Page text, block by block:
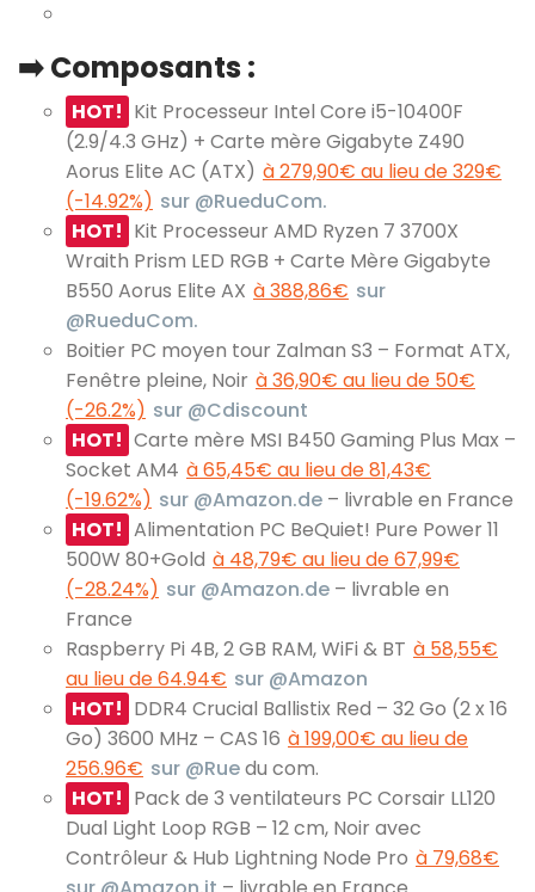
➡️ Composants :
HOT! Kit Processeur Intel Core i5-10400F
(2.9/4.3 GHz) + Carte mère Gigabyte Z490
Aorus Elite AC (ATX) à 279,90€ au lieu de 329€
(-14.92%) sur @RueduCom.
HOT! Kit Processeur AMD Ryzen 7 3700X
Wraith Prism LED RGB + Carte Mère Gigabyte
B550 Aorus Elite AX à 388,86€ sur
@RueduCom.
Boitier PC moyen tour Zalman S3 – Format ATX,
Fenêtre pleine, Noir à 36,90€ au lieu de 50€
(-26.2%) sur @Cdiscount
HOT! Carte mère MSI B450 Gaming Plus Max –
Socket AM4 à 65,45€ au lieu de 81,43€
(-19.62%) sur @Amazon.de – livrable en France
HOT! Alimentation PC BeQuiet! Pure Power 11
500W 80+Gold à 48,79€ au lieu de 67,99€
(-28.24%) sur @Amazon.de – livrable en
France
Raspberry Pi 4B, 2 GB RAM, WiFi & BT à 58,55€
au lieu de 64.94€ sur @Amazon
HOT! DDR4 Crucial Ballistix Red – 32 Go (2 x 16
Go) 3600 MHz – CAS 16 à 199,00€ au lieu de
256.96€ sur @Ruedu com.
HOT! Pack de 3 ventilateurs PC Corsair LL120
Dual Light Loop RGB – 12 cm, Noir avec
Contrôleur & Hub Lightning Node Pro à 79,68€